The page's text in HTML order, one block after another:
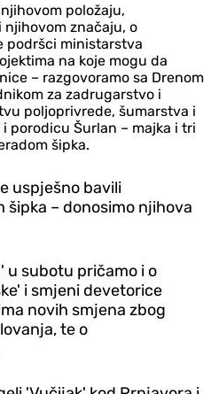
položaju,
njihovom značaju, o
podršci ministarstva
na koje mogu da
– razgovoramo sa Drenom
za zadrugarstvo i
poljoprivrede, šumarstva i
porodicu Šurlan – majka i tri
šipka.
uspješno bavili
– donosimo njihova
u subotu pričamo i o
i smjeni devetorice
novih smjena zbog
te o